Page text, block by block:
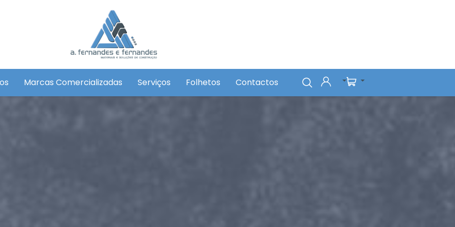
Marcas Comercializadas Serviços Folhetos Contactos